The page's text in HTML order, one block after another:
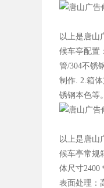
以上是唐山
候车亭配置
管/304不锈
制作. 2.箱
锈钢本色等。
以上是唐山
候车亭常规
体尺寸2400
表面处理：